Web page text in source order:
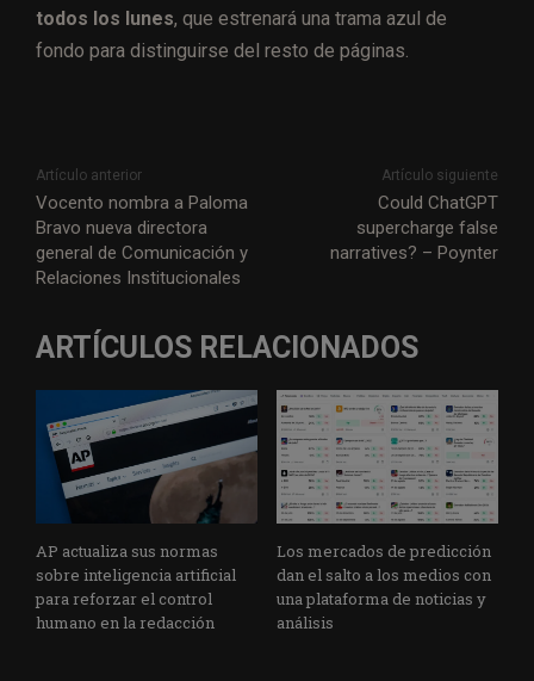
todos los lunes, que estrenará una trama azul de
fondo para distinguirse del resto de páginas.
Artículo anterior
Vocento nombra a Paloma
Bravo nueva directora
general de Comunicación y
Relaciones Institucionales
Artículo siguiente
Could ChatGPT
supercharge false
narratives? – Poynter
ARTÍCULOS RELACIONADOS
AP actualiza sus normas
sobre inteligencia artificial
para reforzar el control
humano en la redacción
Los mercados de predicción
dan el salto a los medios con
una plataforma de noticias y
análisis